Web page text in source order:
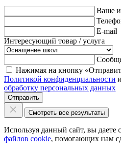
Ваше
E-mail
Интересующий товар / услуга
Нажимая на кнопку
Политикой конфиденциальности
обработку персональных данных
Отправить
Смотреть все результаты
Используя данный сайт, вы даете
файлов cookie, помогающих нам